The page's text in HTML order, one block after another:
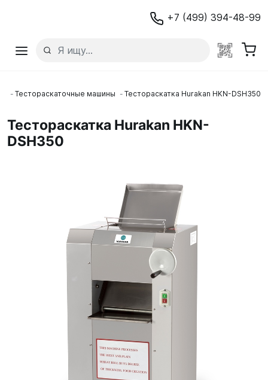
+7 (499) 394-48-99
Тестораскаточные машины Тестораскатка Hurakan HKN-DSH350
Тестораскатка Hurakan HKN-
DSH350